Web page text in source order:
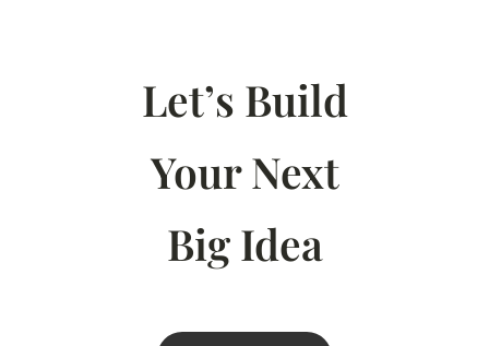
Let’s Build
Your Next
Big Idea